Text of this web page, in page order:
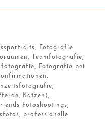
Fotografie
Teamfotografie,
Fotografie bei
Katzen),
Fotoshootings,
professionelle